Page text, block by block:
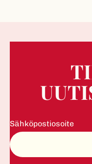
Sähköpostiosoite